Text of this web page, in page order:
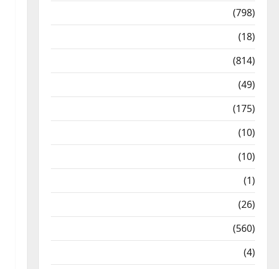
(798)
(18)
(814)
(49)
(175)
(10)
(10)
(1)
(26)
(560)
(4)